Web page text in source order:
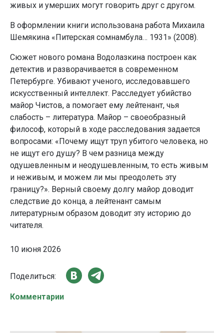
живых и умерших могут говорить друг с другом.
В оформлении книги использована работа Михаила
Шемякина «Питерская сомнамбула… 1931» (2008).
Сюжет нового романа Водолазкина построен как
детектив и разворачивается в современном
Петербурге. Убивают ученого, исследовавшего
искусственный интеллект. Расследует убийство
майор Чистов, а помогает ему лейтенант, чья
слабость – литература. Майор – своеобразный
философ, который в ходе расследования задается
вопросами: «Почему ищут труп убитого человека, но
не ищут его душу? В чем разница между
одушевленным и неодушевленным, то есть живым
и неживым, и можем ли мы преодолеть эту
границу?». Верный своему долгу майор доводит
следствие до конца, а лейтенант самым
литературным образом доводит эту историю до
читателя.
10 июня 2026
Поделиться:
Комментарии